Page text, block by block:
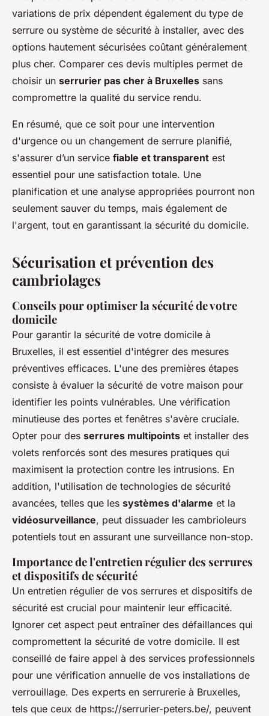
variations de prix dépendent également du type de
serrure ou système de sécurité à installer, avec des
options hautement sécurisées coûtant généralement
plus cher. Comparer ces devis multiples permet de
choisir un serrurier pas cher à Bruxelles sans
compromettre la qualité du service rendu.
En résumé, que ce soit pour une intervention
d'urgence ou un changement de serrure planifié,
s'assurer d’un service fiable et transparent est
essentiel pour une satisfaction totale. Une
planification et une analyse appropriées pourront non
seulement sauver du temps, mais également de
l'argent, tout en garantissant la sécurité du domicile.
Sécurisation et prévention des
cambriolages
Conseils pour optimiser la sécurité de votre
domicile
Pour garantir la sécurité de votre domicile à
Bruxelles, il est essentiel d'intégrer des mesures
préventives efficaces. L'une des premières étapes
consiste à évaluer la sécurité de votre maison pour
identifier les points vulnérables. Une vérification
minutieuse des portes et fenêtres s'avère cruciale.
Opter pour des serrures multipoints et installer des
volets renforcés sont des mesures pratiques qui
maximisent la protection contre les intrusions. En
addition, l'utilisation de technologies de sécurité
avancées, telles que les systèmes d'alarme et la
vidéosurveillance, peut dissuader les cambrioleurs
potentiels tout en assurant une surveillance non-stop.
Importance de l'entretien régulier des serrures
et dispositifs de sécurité
Un entretien régulier de vos serrures et dispositifs de
sécurité est crucial pour maintenir leur efficacité.
Ignorer cet aspect peut entraîner des défaillances qui
compromettent la sécurité de votre domicile. Il est
conseillé de faire appel à des services professionnels
pour une vérification annuelle de vos installations de
verrouillage. Des experts en serrurerie à Bruxelles,
tels que ceux de https://serrurier-peters.be/, peuvent